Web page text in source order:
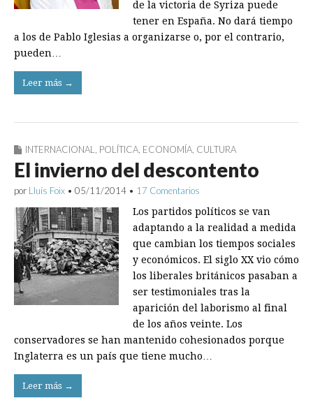
de la victoria de Syriza puede
tener en España. No dará tiempo
a los de Pablo Iglesias a organizarse o, por el contrario,
pueden…
Leer más →
INTERNACIONAL POLÍTICA ECONOMÍA CULTURA
El invierno del descontento
por Lluís Foix • 05/11/2014 • 17 Comentarios
Los partidos políticos se van
adaptando a la realidad a medida
que cambian los tiempos sociales
y económicos. El siglo XX vio cómo
los liberales británicos pasaban a
ser testimoniales tras la
aparición del laborismo al final
de los años veinte. Los
conservadores se han mantenido cohesionados porque
Inglaterra es un país que tiene mucho…
Leer más →